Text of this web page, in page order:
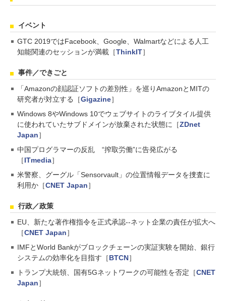
イベント
GTC 2019ではFacebook、Google、Walmartなどによる人工
知能関連のセッションが満載［ThinkIT］
事件／できごと
「Amazonの顔認証ソフトの差別性」を巡りAmazonとMITの
研究者が対立する［Gigazine］
Windows 8やWindows 10でウェブサイトのライブタイル提供
に使われていたサブドメインが放棄された状態に［ZDnet
Japan］
中国プログラマーの反乱 “搾取労働”に告発広がる
［ITmedia］
米警察、グーグル「Sensorvault」の位置情報データを捜査に
利用か［CNET Japan］
行政／政策
EU、新たな著作権指令を正式承認--ネット企業の責任が拡大へ
［CNET Japan］
IMFとWorld Bankがブロックチェーンの実証実験を開始、銀行
システムの効率化を目指す［BTCN］
トランプ大統領、国有5Gネットワークの可能性を否定［CNET
Japan］